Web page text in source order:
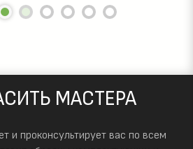
МАСТЕРА
и проконсультирует вас по всем